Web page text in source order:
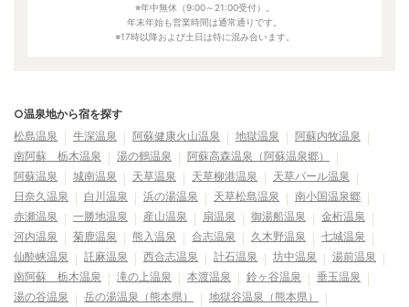
※年中無休（9:00～21:00受付）。
年末年始も営業時間は通常通りです。
※17時以降および土日は特に混み合います。
○温泉地から宿を探す
松島温泉
牛深温泉 阿蘇健康火山温泉 地獄温泉
阿蘇内牧温泉
南阿蘇 栃木温泉
湯の鶴温泉
阿蘇高森温泉（阿蘇温泉郷）
阿蘇温泉
城南温泉 天草温泉 天草柳港温泉
天草パール温泉
日奈久温泉
白川温泉 浜の湯温泉 天草松島温泉
南小国温泉郷
赤瀬温泉
一勝地温泉 産山温泉 扇温泉 御湯船温泉
金桁温泉
河内温泉
菊鹿温泉 熊入温泉 合志温泉 久木野温泉
七城温泉
仙酔峡温泉
託麻温泉 西合志温泉 計石温泉 坊中温泉
湯前温泉
南阿蘇 栃木温泉
滝の上温泉 本渡温泉 鈴ヶ谷温泉
垂玉温泉
湯の谷温泉
岳の湯温泉（熊本県）
地獄谷温泉（熊本県）